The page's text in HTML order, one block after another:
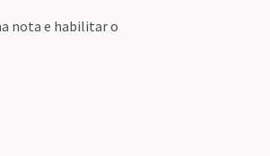
nota e habilitar o